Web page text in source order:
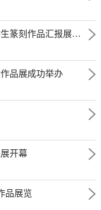
齐鲁师范学院美术学院泺源印社成立暨学生篆刻作品汇报展成功举办
品展成功举办
开幕
品展览